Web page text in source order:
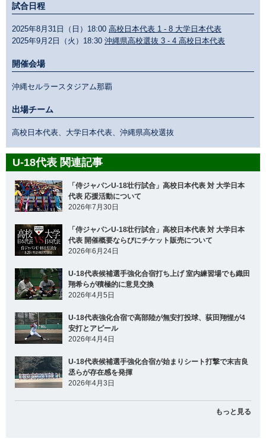
試合日程
2025年8月31日（日）18:00 高校日本代表 1 - 8 大学日本代表
2025年9月2日（火）18:30 沖縄県高校選抜 3 - 4 高校日本代表
開催会場
沖縄セルラースタジアム那覇
出場チーム
高校日本代表、大学日本代表、沖縄県高校選抜
U-18代表 関連記事
「侍ジャパンU-18壮行試合」高校日本代表 対 大学日本
代表 応援活動について
2026年7月30日
「侍ジャパンU-18壮行試合」高校日本代表 対 大学日本
代表 開催概要ならびにチケット販売について
2026年6月24日
U-18代表候補選手強化合宿打ち上げ 室内練習場でも織田
翔希らが積極的に意見交換
2026年4月5日
U-18代表強化合宿で高部陸が無安打投球、荻田翔惺が4
安打とアピール
2026年4月4日
U-18代表候補選手強化合宿が始まりシート打撃で末吉良
丞らが存在感を発揮
2026年4月3日
もっと見る